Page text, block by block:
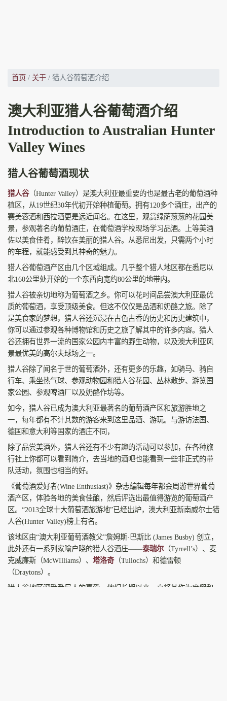
首页 关于 猎人谷葡萄酒介绍
澳大利亚猎人谷葡萄酒介绍
Introduction to Australian Hunter
Valley Wines
猎人谷葡萄酒现状
猎人谷（Hunter Valley）是澳大利亚最重要的也是最古老的葡萄酒种
植区，从19世纪30年代初开始种植葡萄。拥有120多个酒庄，出产的
赛美蓉酒和西拉酒更是远近闻名。在这里，观赏绿荫葱葱的花园美
景，参观著名的葡萄酒庄，在葡萄酒学校现场学习品酒。上等美酒
佐以美食佳肴，醉饮在美丽的猎人谷。从悉尼出发，只需两个小时
的车程，就能感受到其神奇的魅力。
猎人谷葡萄酒产区由几个区域组成。几乎整个猎人地区都在悉尼以
北160公里处开始的一个东西向宽约80公里的地带内。
猎人谷被亲切地称为葡萄酒之乡。你可以花时间品尝澳大利亚最优
质的葡萄酒，享受顶级美食。但这不仅仅是品酒和奶酪之旅。除了
是美食家的梦想，猎人谷还沉浸在古色古香的历史和历史建筑中，
你可以通过参观各种博物馆和历史之旅了解其中的许多内容。猎人
谷还拥有世界一流的国家公园内丰富的野生动物，以及澳大利亚风
景最优美的高尔夫球场之一。
猎人谷除了闻名于世的葡萄酒外，还有更多的乐趣，如骑马、骑自
行车、乘坐热气球、参观动物园和猎人谷花园、丛林散步、游览国
家公园、参观啤酒厂以及奶酪作坊等。
如今，猎人谷已成为澳大利亚最著名的葡萄酒产区和旅游胜地之
一，每年都有不计其数的游客来到这里品酒、游玩。与游访法国、
德国和意大利等国家的酒庄不同，
除了品尝美酒外，猎人谷还有不少有趣的活动可以参加，在各种旅
行社上你都可以看到简介，去当地的酒吧也能看到一些非正式的带
队活动，氛围也相当的好。
《葡萄酒爱好者(Wine Enthusiast)》杂志编辑每年都会周游世界葡萄
酒产区，体验各地的美食佳酿，然后评选出最值得游览的葡萄酒产
区。“2013全球十大葡萄酒旅游地”已经出炉，澳大利亚新南威尔士猎
人谷(Hunter Valley)榜上有名。
该地区由“澳大利亚葡萄酒教父”詹姆斯·巴斯比 (James Busby) 创立，
此外还有一系列家喻户晓的猎人谷酒庄——泰瑞尔 （Tyrrell’s）、麦
克威廉斯（McWIlliams）、 塔洛奇（Tullochs）和德雷顿
（Draytons）。
猎人谷地区深受悉尼人的喜爱，他们长期以来一直将其作为度假和